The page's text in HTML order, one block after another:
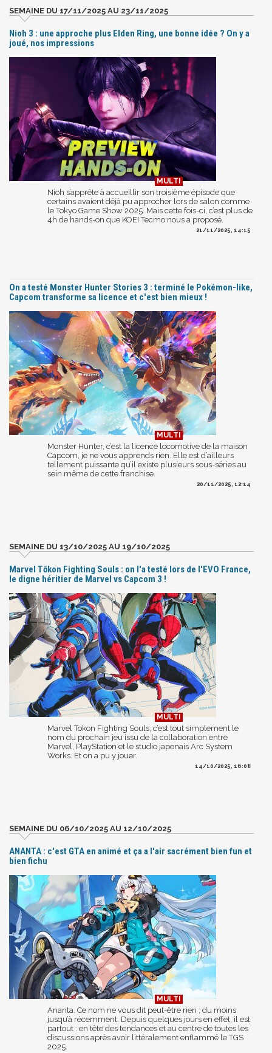
SEMAINE DU 17/11/2025 AU 23/11/2025
Nioh 3 : une approche plus Elden Ring, une bonne idée ? On y a
joué, nos impressions
Nioh s’apprête à accueillir son troisième épisode que
certains avaient déjà pu approcher lors de salon comme
le Tokyo Game Show 2025. Mais cette fois-ci, c’est plus de
4h de hands-on que KOEI Tecmo nous a proposé.
21/11/2025, 14:15
On a testé Monster Hunter Stories 3 : terminé le Pokémon-like,
Capcom transforme sa licence et c'est bien mieux !
Monster Hunter, c’est la licence locomotive de la maison
Capcom, je ne vous apprends rien. Elle est d’ailleurs
tellement puissante qu’il existe plusieurs sous-séries au
sein même de cette franchise.
20/11/2025, 12:14
SEMAINE DU 13/10/2025 AU 19/10/2025
Marvel Tōkon Fighting Souls : on l'a testé lors de l'EVO France,
le digne héritier de Marvel vs Capcom 3 !
Marvel Tokon Fighting Souls, c’est tout simplement le
nom du prochain jeu issu de la collaboration entre
Marvel, PlayStation et le studio japonais Arc System
Works. Et on a pu y jouer.
14/10/2025, 16:08
SEMAINE DU 06/10/2025 AU 12/10/2025
ANANTA : c'est GTA en animé et ça a l'air sacrément bien fun et
bien fichu
Ananta. Ce nom ne vous dit peut-être rien ; du moins
jusqu’à récemment. Depuis quelques jours en effet, il est
partout : en tête des tendances et au centre de toutes les
discussions après avoir littéralement enflammé le TGS
2025.